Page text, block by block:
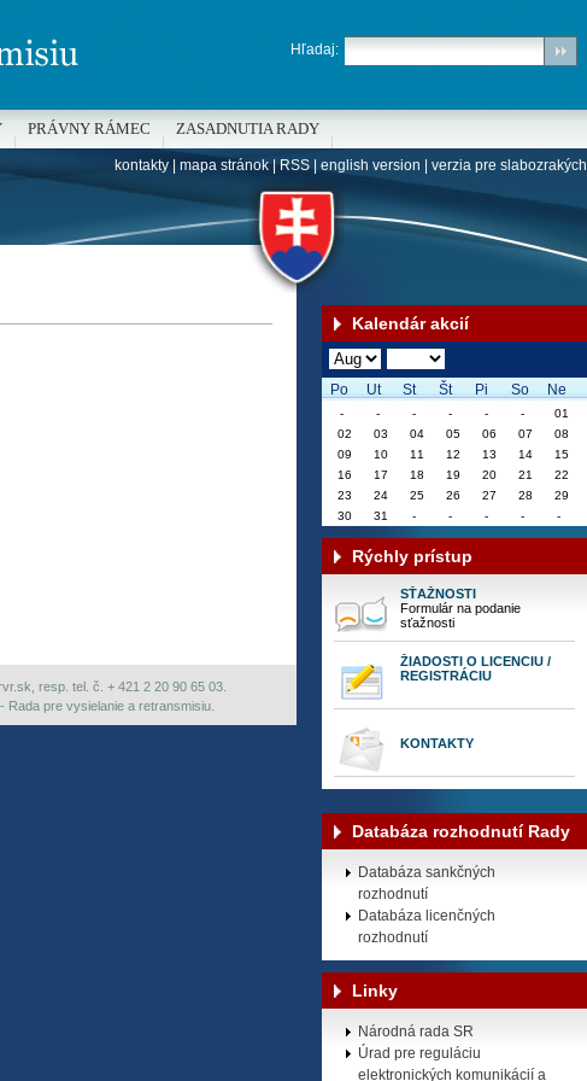
resp. tel. č. + 421 2 20 90 65 03.
pre vysielanie a retransmisiu.
Kalendár akcií
Po Ut St Št Pi So Ne
Rýchly prístup
SŤAŽNOSTI
Formulár na podanie
sťažnosti
ŽIADOSTI O LICENCIU /
REGISTRÁCIU
KONTAKTY
Databáza rozhodnutí Rady
Databáza sankčných
rozhodnutí
Databáza licenčných
rozhodnutí
Linky
Národná rada SR
Úrad pre reguláciu
elektronických komunikácií a
Hľadaj:
PRÁVNY RÁMEC ZASADNUTIA RADY
kontakty| mapa stránok|RSS| english version verzia pre slabozrakých